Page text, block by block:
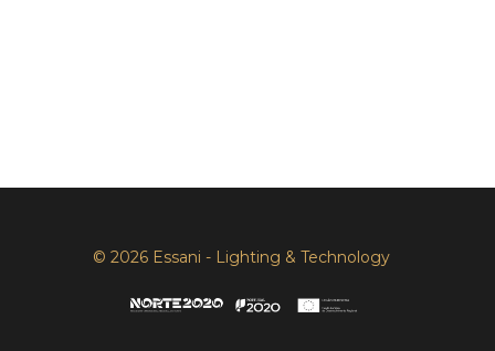
© 2026 Essani - Lighting & Technology